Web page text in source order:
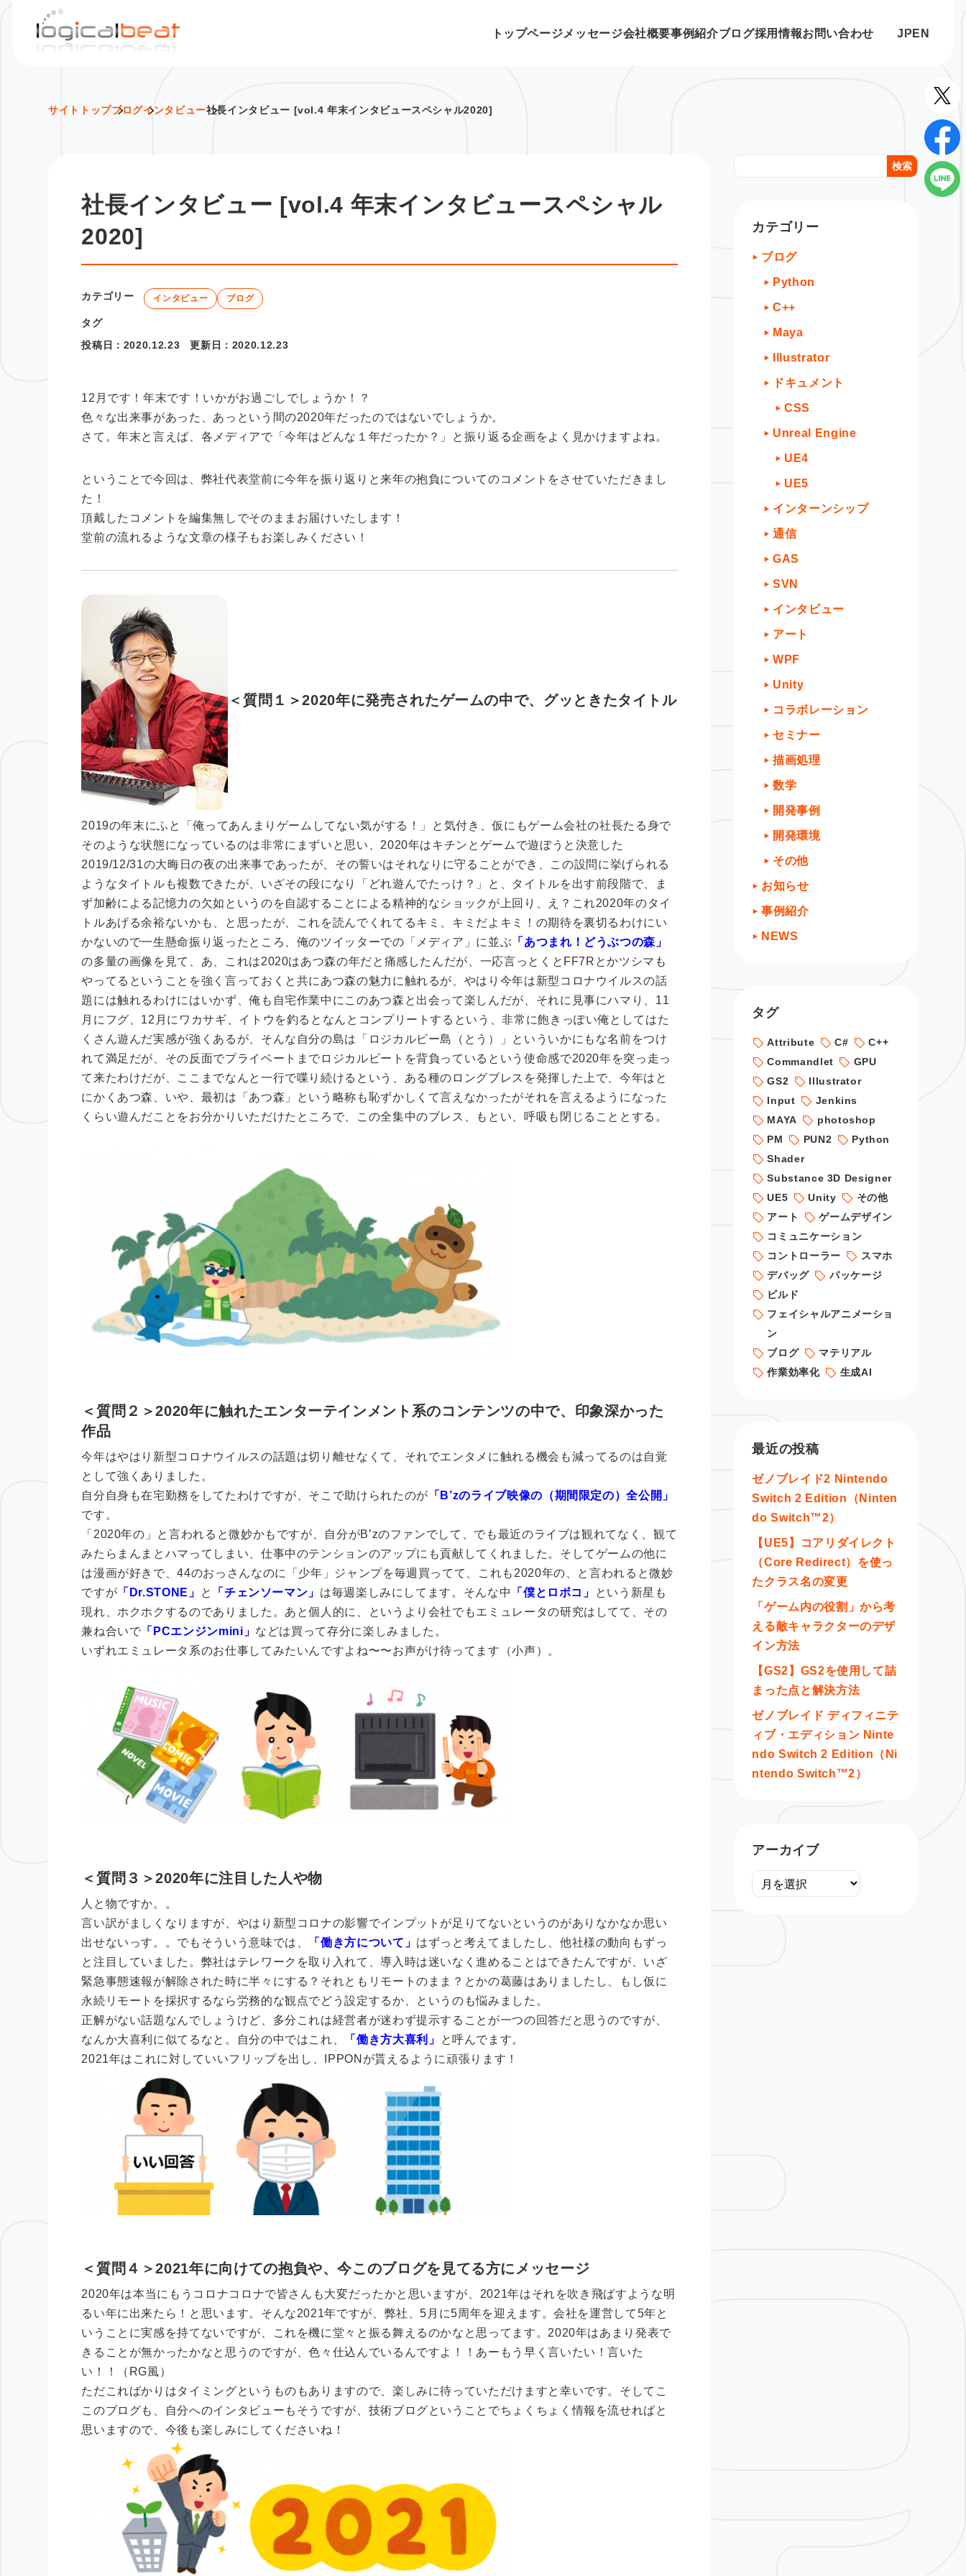
トップページメッセージ会社概要事例紹介ブログ採用情報お問い合わせ JP EN
サイトトップブログインタビュー社長インタビュー [vol.4 年末インタビュースペシャル2020]
社長インタビュー [vol.4 年末インタビュースペシャル
2020]
カテゴリー インタビュー ブログ
タグ
投稿日： 2020.12.23 更新日： 2020.12.23
12月です！年末です！いかがお過ごしでしょうか！？
色々な出来事があった、あっという間の2020年だったのではないでしょうか。
さて。年末と言えば、各メディアで「今年はどんな１年だったか？」と振り返る企画をよく見かけますよね。
ということで今回は、弊社代表堂前に今年を振り返りと来年の抱負についてのコメントをさせていただきまし
た！
頂戴したコメントを編集無しでそのままお届けいたします！
堂前の流れるような文章の様子もお楽しみください！
＜質問１＞2020年に発売されたゲームの中で、グッときたタイトル
2019の年末にふと「俺ってあんまりゲームしてない気がする！」と気付き、仮にもゲーム会社の社長たる身で
そのような状態になっているのは非常にまずいと思い、2020年はキチンとゲームで遊ぼうと決意した
2019/12/31の大晦日の夜の出来事であったが、その誓いはそれなりに守ることができ、この設問に挙げられる
ようなタイトルも複数できたが、いざその段になり「どれ遊んでたっけ？」と、タイトルを出す前段階で、ま
ず加齢による記憶力の欠如というのを自認することによる精神的なショックが上回り、え？これ2020年のタイ
トルあげる余裕ないかも、と思ったが、これを読んでくれてるキミ、キミだよキミ！の期待を裏切るわけにい
かないので一生懸命振り返ったところ、俺のツイッターでの「メディア」に並ぶ 「あつまれ！どうぶつの森」
の多量の画像を見て、あ、これは2020はあつ森の年だと痛感したんだが、一応言っとくとFF7Rとかツシマも
やってるということを強く言っておくと共にあつ森の魅力に触れるが、やはり今年は新型コロナウイルスの話
題には触れるわけにはいかず、俺も自宅作業中にこのあつ森と出会って楽しんだが、それに見事にハマり、11
月にフグ、12月にワカサギ、イトウを釣るとなんとコンプリートするという、非常に飽きっぽい俺としてはた
くさん遊んだ実感が強くあるが、そんな自分の島は「ロジカルビー島（とう）」といういかにもな名前をつけ
れて満足だが、その反面でプライベートまでロジカルビートを背負っているという使命感で2020年を突っ走っ
て来たわけだが、ここまでなんと一行で喋り続けるという、ある種のロングブレスを発揮した上で、今年はと
にかくあつ森、いや、最初は「あつ森」という略称も恥ずかしくて言えなかったがそれを言えるようになった
くらい遊んだことをお分かりいただけたところで、この全集中のブレス、もとい、呼吸も閉じることとする。
＜質問２＞2020年に触れたエンターテインメント系のコンテンツの中で、印象深かった
作品
今年はやはり新型コロナウイルスの話題は切り離せなくて、それでエンタメに触れる機会も減ってるのは自覚
として強くありました。
自分自身も在宅勤務をしてたわけですが、そこで助けられたのが 「B’zのライブ映像の（期間限定の）全公開」
です。
「2020年の」と言われると微妙かもですが、自分がB’zのファンでして、でも最近のライブは観れてなく、観て
みたらまんまとハマってしまい、仕事中のテンションのアップにも貢献してくれました。 そしてゲームの他に
は漫画が好きで、44のおっさんなのに「少年」ジャンプを毎週買ってて、これも2020年の、と言われると微妙
ですが 「Dr.STONE」 と 「チェンソーマン」 は毎週楽しみにしてます。そんな中 「僕とロボコ」
という新星も
現れ、ホクホクするのでありました。 あと個人的に、というより会社でもエミュレータの研究はしてて、その
兼ね合いで 「PCエンジンmini」 などは買って存分に楽しみました。
いずれエミュレータ系のお仕事してみたいんですよね〜〜お声がけ待ってます（小声）。
＜質問３＞2020年に注目した人や物
人と物ですか。。
言い訳がましくなりますが、やはり新型コロナの影響でインプットが足りてないというのがありなかなか思い
出せないっす。。 でもそういう意味では、 「働き方について」 はずっと考えてましたし、他社様の動向もずっ
と注目していました。 弊社はテレワークを取り入れて、導入時は迷いなく進めることはできたんですが、いざ
緊急事態速報が解除された時に半々にする？それともリモートのまま？とかの葛藤はありましたし、もし仮に
永続リモートを採択するなら労務的な観点でどう設定するか、というのも悩みました。
正解がない話題なんでしょうけど、多分これは経営者が迷わず提示することが一つの回答だと思うのですが、
なんか大喜利に似てるなと。自分の中ではこれ、
「働き方大喜利」
と呼んでます。
2021年はこれに対していいフリップを出し、IPPONが貰えるように頑張ります！
＜質問４＞2021年に向けての抱負や、今このブログを見てる方にメッセージ
2020年は本当にもうコロナコロナで皆さんも大変だったかと思いますが、2021年はそれを吹き飛ばすような明
るい年に出来たら！と思います。 そんな2021年ですが、弊社、5月に5周年を迎えます。会社を運営して5年と
いうことに実感を持てないですが、これを機に堂々と振る舞えるのかなと思ってます。 2020年はあまり発表で
きることが無かったかなと思うのですが、色々仕込んでいるんですよ！！あーもう早く言いたい！言いた
い！！（RG風）
ただこればかりはタイミングというものもありますので、楽しみに待っていただけますと幸いです。 そしてこ
このブログも、自分へのインタビューもそうですが、技術ブログということでちょくちょく情報を流せればと
思いますので、今後も楽しみにしてくださいね！
検索
カテゴリー
ブログ
Python
C++
Maya
Illustrator
ドキュメント
CSS
Unreal Engine
UE4
UE5
インターンシップ
通信
GAS
SVN
インタビュー
アート
WPF
Unity
コラボレーション
セミナー
描画処理
数学
開発事例
開発環境
その他
お知らせ
事例紹介
NEWS
タグ
Attribute C#
C++
Commandlet
GPU
GS2
Illustrator
Input
Jenkins
MAYA
photoshop
PM
PUN2
Python
Shader
Substance 3D Designer
UE5
Unity
その他
アート
ゲームデザイン
コミュニケーション
コントローラー
スマホ
デバッグ
パッケージ
ビルド
フェイシャルアニメーショ
ン
ブログ
マテリアル
作業効率化
生成AI
最近の投稿
ゼノブレイド2 Nintendo
Switch 2 Edition（Ninten
do Switch™2）
【UE5】コアリダイレクト
（Core Redirect）を使っ
たクラス名の変更
「ゲーム内の役割」から考
える敵キャラクターのデザ
イン方法
【GS2】GS2を使用して詰
まった点と解決方法
ゼノブレイド ディフィニテ
ィブ・エディション Ninte
ndo Switch 2 Edition（Ni
ntendo Switch™2）
アーカイブ